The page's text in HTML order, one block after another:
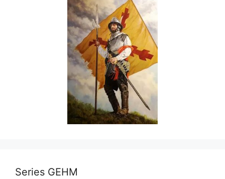
Series GEHM